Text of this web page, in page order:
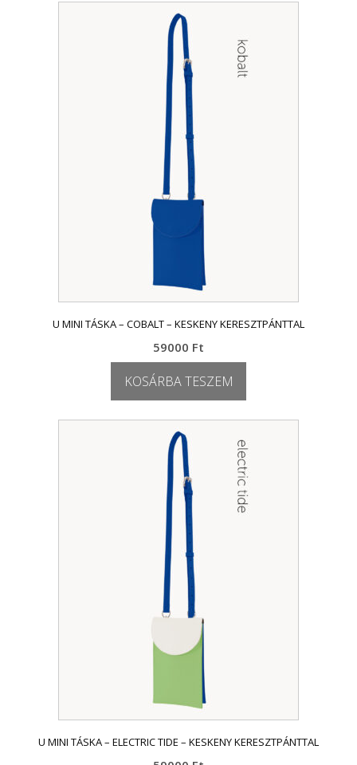
U MINI TÁSKA – COBALT – KESKENY KERESZTPÁNTTAL
59000 Ft
KOSÁRBA TESZEM
U MINI TÁSKA – ELECTRIC TIDE – KESKENY KERESZTPÁNTTAL